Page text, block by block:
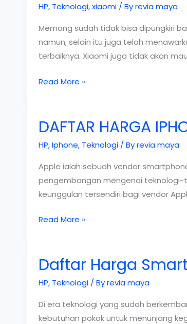
Tanpa
Batas
HP, Teknologi,xiaomi/ Byrevia maya
Memang sudah tidak bisa dipungkiri
namun, selain itu juga telah
terbaiknya. Xiaomi juga tidak akan
DAFTAR
XIAOMI
Read More »
DAFTAR HARGA
HP,Iphone, Teknologi/ Byrevia maya
Apple ialah sebuah vendor
pengembangan mengenai teknologi-
keunggulan tersendiri bagi vendor
DAFTAR
TERBARU
Read More »
Daftar Harga
HP, Teknologi/ Byrevia maya
Di era teknologi yang sudah
kebutuhan pokok untuk menunjang